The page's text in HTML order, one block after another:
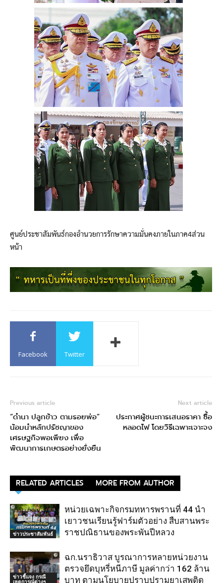
ศูนย์ประชาสัมพันธ์กองอำนวยการรักษาความมั่นคงภายในภาค4ส่วน
หน้า
Facebook Twitter
Previous article
“ดำนา ปลูกข้าว ตามรอยพ่อ”
น้อมนำหลักปรัชญาของ
เศรษฐกิจพอเพียง เพื่อ
พัฒนาการเกษตรอย่างยั่งยืน
Next article
ประกาศผู้ชนะการเสนอราคา ซื้อ
หลอดไฟ โดยวิธีเฉพาะเจาะจง
RELATED ARTICLES MORE FROM AUTHOR
ข่าวประชาสัมพันธ์
หน่วยเฉพาะกิจกรมทหารพรานที่ 44 นำ
เยาวชนเรียนรู้ฟาร์มตัวอย่าง สืบสานพระ
ราชปณิธานของพระพันปีหลวง
ข่าวชี้แจง กรณี
เหตุการณ์ต่างๆ
ฉก.นราธิวาส บูรณาการหลายหน่วยงาน
ตรวจยึดบุหรี่หนีภาษี มูลค่ากว่า 162 ล้าน
บาท ตามนโยบายปราบปรามยาเสพติด